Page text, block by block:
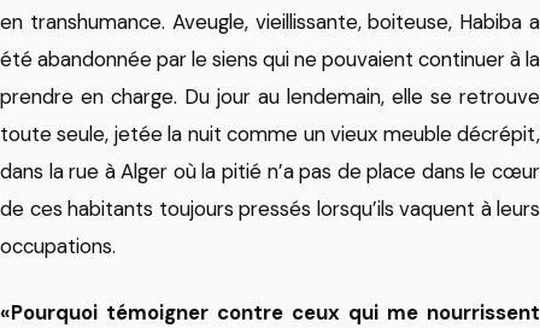
en transhumance. Aveugle, vieillissante, boiteuse, Habiba a
été abandonnée par le siens qui ne pouvaient continuer à la
prendre en charge. Du jour au lendemain, elle se retrouve
toute seule, jetée la nuit comme un vieux meuble décrépit,
dans la rue à Alger où la pitié n’a pas de place dans le cœur
de ces habitants toujours pressés lorsqu’ils vaquent à leurs
occupations.
«Pourquoi témoigner contre ceux qui me nourrissent